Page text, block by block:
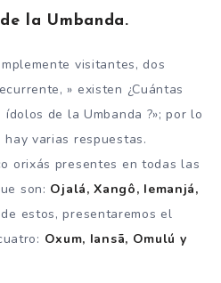
la Umbanda.
visitantes, dos
» existen ¿Cuántas
de la Umbanda ?»; por lo
varias respuestas.
orixás presentes en todas las
son: Ojalá, Xangô, Iemanjá,
estos, presentaremos el
Oxum, Iansã, Omulú y